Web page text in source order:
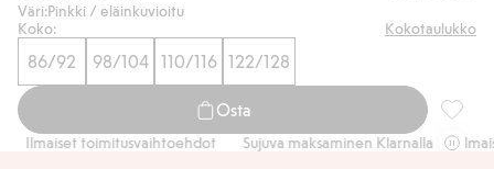
Väri:Pinkki / eläinkuvioitu
Koko:
Kokotaulukko
86/92 98/104 110/116 122/128
Osta
Ilmaiset toimitusvaihtoehdot Sujuva maksaminen Klarnalla